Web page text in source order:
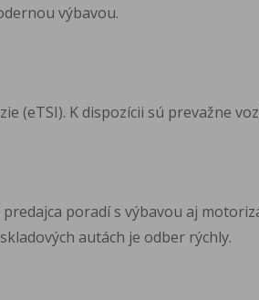
výbavou.
(eTSI). K dispozícii sú prevažne
poradí s výbavou aj
autách je odber rýchly.